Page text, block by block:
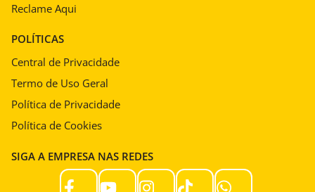
Reclame Aqui
POLÍTICAS
Central de Privacidade
Termo de Uso Geral
Política de Privacidade
Política de Cookies
SIGA A EMPRESA NAS REDES